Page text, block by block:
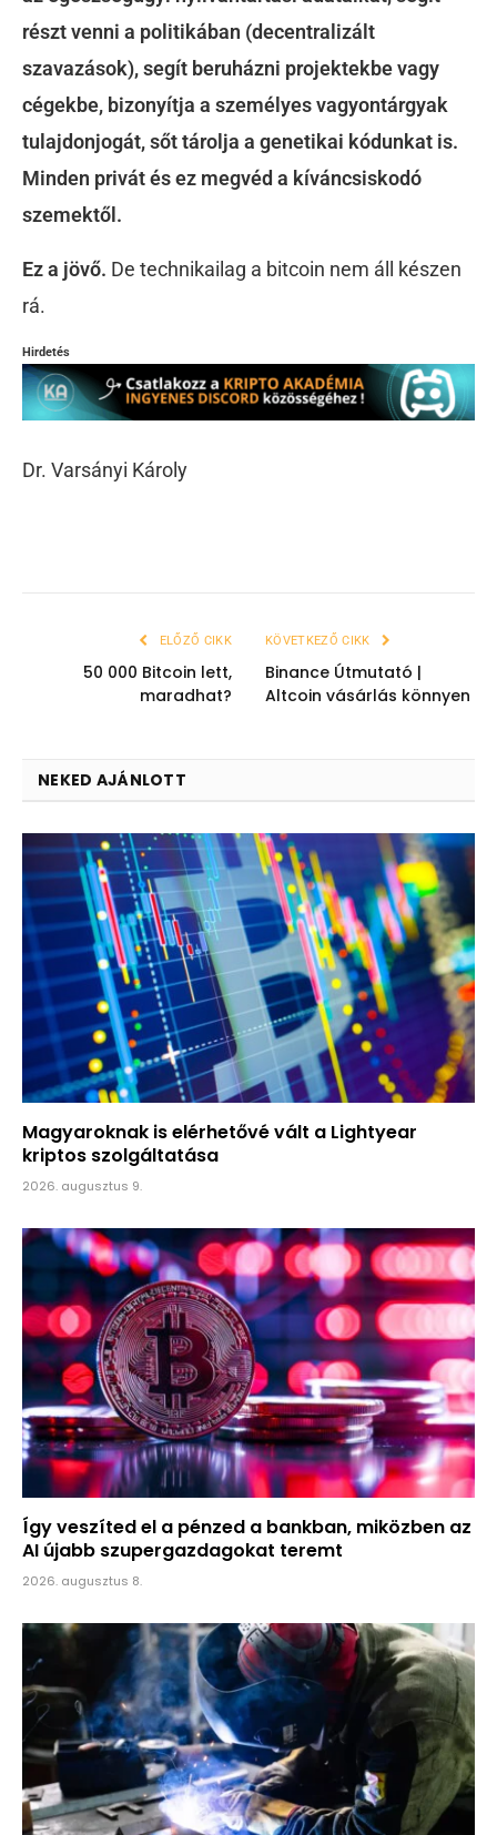
részt venni a politikában (decentralizált
szavazások), segít beruházni projektekbe vagy
cégekbe, bizonyítja a személyes vagyontárgyak
tulajdonjogát, sőt tárolja a genetikai kódunkat is.
Minden privát és ez megvéd a kíváncsiskodó
szemektől.
Ez a jövő. De technikailag a bitcoin nem áll készen
rá.
Hirdetés
Dr. Varsányi Károly
ELŐZŐ CIKK
50 000 Bitcoin lett,
maradhat?
KÖVETKEZŐ CIKK
Binance Útmutató |
Altcoin vásárlás könnyen
NEKED AJÁNLOTT
Magyaroknak is elérhetővé vált a Lightyear
kriptos szolgáltatása
2026. augusztus 9.
Így veszíted el a pénzed a bankban, miközben az
AI újabb szupergazdagokat teremt
2026. augusztus 8.